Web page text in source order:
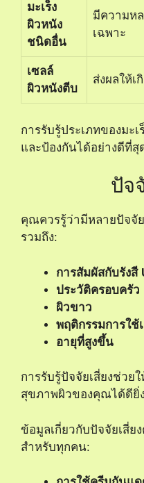
มะเร็ง
ผิวหนัง
ชนิดอื่น
มีความห
เฉพาะ
เซลล์
ผิวหนังตีบ
ส่งผลให้เ
การรับรู้ประเภทของมะ
และป้องกันได้อย่างดีที่สุ
ปัจ
คุณควรรู้ว่ามีหลายปัจจัย
รวมถึง:
การสัมผัสกับรังสี
ประวัติครอบครัว
ผิวขาว
พฤติกรรมการใช้
อายุที่สูงขึ้น
การรับรู้ปัจจัยเสี่ยงช่วย
สุขภาพผิวของคุณได้ดียิ่
ข้อมูลเกี่ยวกับปัจจัยเสี่ย
สำหรับทุกคน: